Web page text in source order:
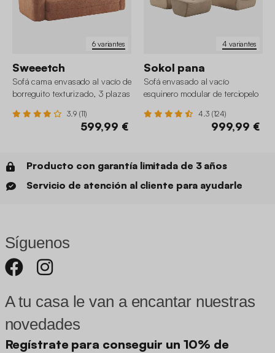
6 variantes
Sweeetch
Sofá cama envasado al vacío de
borreguito texturizado, 3 plazas
3.9 (11)
599,99 €
4 variantes
Sokol pana
Sofá envasado al vacío
esquinero modular de terciopelo
plazas
4.3 (124)
999,99 €
Producto con garantía limitada de 3 años
Servicio de atención al cliente para ayudarle
Síguenos
A tu casa le van a encantar nuestras
novedades
Regístrate para conseguir un 10% de